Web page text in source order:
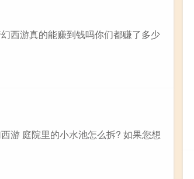
西游真的能赚到钱吗你们都赚了多少
游 庭院里的小水池怎么拆? 如果您想